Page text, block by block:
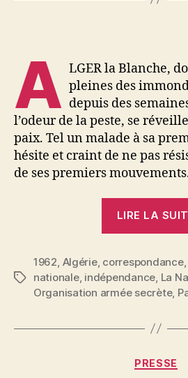
A LGER la Blanche,
pleines des
depuis des
l’odeur de la peste, se
paix. Tel un malade à sa
hésite et craint de ne pas
de ses premiers
LIRE LA
Étiquettes
1962 Algérie, correspondance,
nationale, indépendance La
Organisation armée secrète,
PRESSE